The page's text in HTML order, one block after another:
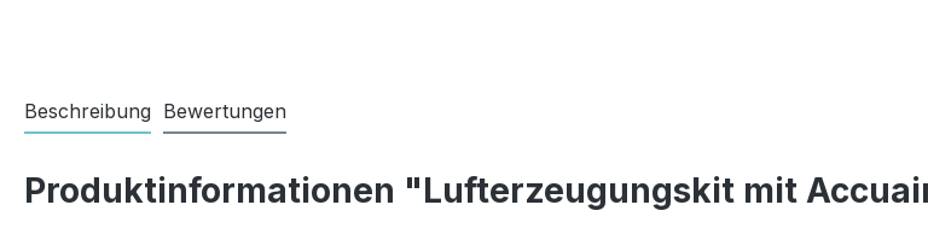
Beschreibung Bewertungen
Produktinformationen "Lufterzeugungskit mit